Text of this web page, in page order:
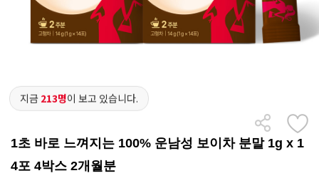
지금 213명이 보고 있습니다.
1초 바로 느껴지는 100% 운남성 보이차 분말 1g x 1
4포 4박스 2개월분